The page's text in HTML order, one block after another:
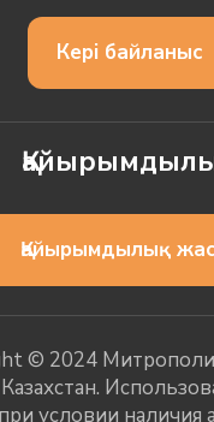
Кері байланыс
Қайырымдылық
© 2024
условии наличия